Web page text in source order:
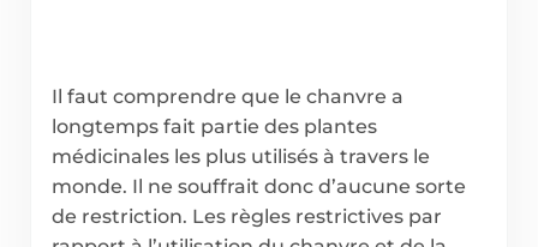
Il faut comprendre que le chanvre a
longtemps fait partie des plantes
médicinales les plus utilisés à travers le
monde. Il ne souffrait donc d’aucune sorte
de restriction. Les règles restrictives par